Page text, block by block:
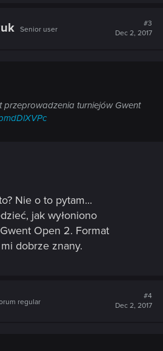
Senior user
#3
Dec 2, 2017
przeprowadzenia turniejów Gwent
Nie o to pytam...
jak wyłoniono
Open 2. Format
dobrze znany.
regular
#4
Dec 2, 2017